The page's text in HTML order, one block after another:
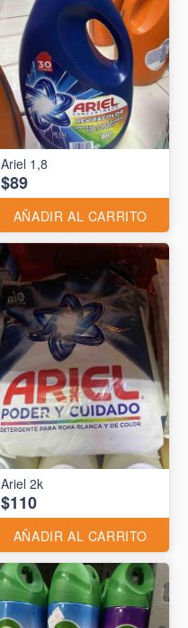
Ariel 1,8
$89
AÑADIR AL CARRITO
Ariel 2k
$110
AÑADIR AL CARRITO